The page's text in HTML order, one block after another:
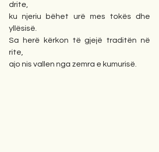
drite,
ku njeriu bëhet urë mes tokës dhe
yllësisë.
Sa herë kërkon të gjejë traditën në
rite,
ajo nis vallen nga zemra e kumurisë.